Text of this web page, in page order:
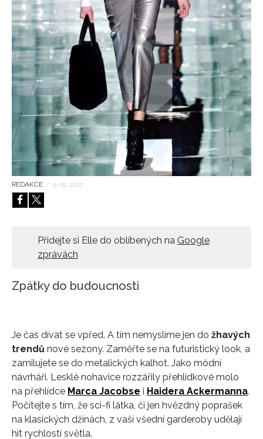
HOME
REDAKCE / 9. 09. 2011
Přidejte si Elle do oblíbených na Google
zprávách
Zpátky do budoucnosti
Je čas dívat se vpřed. A tím nemyslíme jen do žhavých
trendů nové sezony. Zaměřte se na futuristický look, a
zamilujete se do metalických kalhot. Jako módní
návrháři. Lesklé nohavice rozzářily přehlídkové molo
na přehlídce Marca Jacobse i Haidera Ackermanna.
Počítejte s tím, že sci-fi látka, či jen hvězdný poprašek
na klasických džínách, z vaší všední garderoby udělají
hit rychlostí světla.